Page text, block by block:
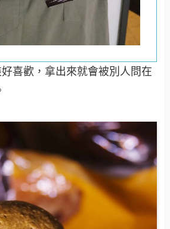
喜歡，拿出來就會被別人問在